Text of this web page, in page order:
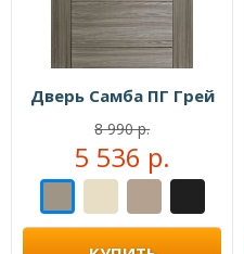
Дверь Самба ПГ Грей
8 990 р.
5 536 р.